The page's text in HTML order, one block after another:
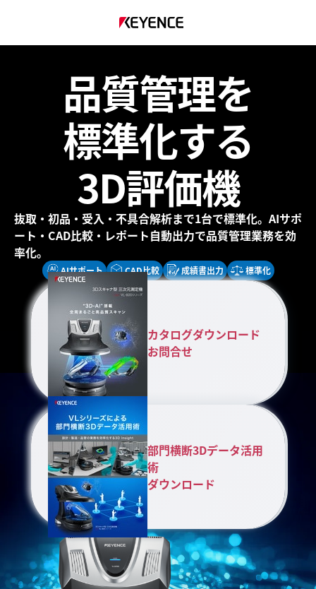
品質管理を
標準化する
3D評価機
抜取・初品・受入・不具合解析まで1台で標準化。 AIサポ
ート・CAD比較・レポート自動出力で品質管理業務を効
率化。
AIサポート CAD比較 成績書出力 標準化
カタログダウンロード
お問合せ
部門横断3Dデータ活用
術
ダウンロード